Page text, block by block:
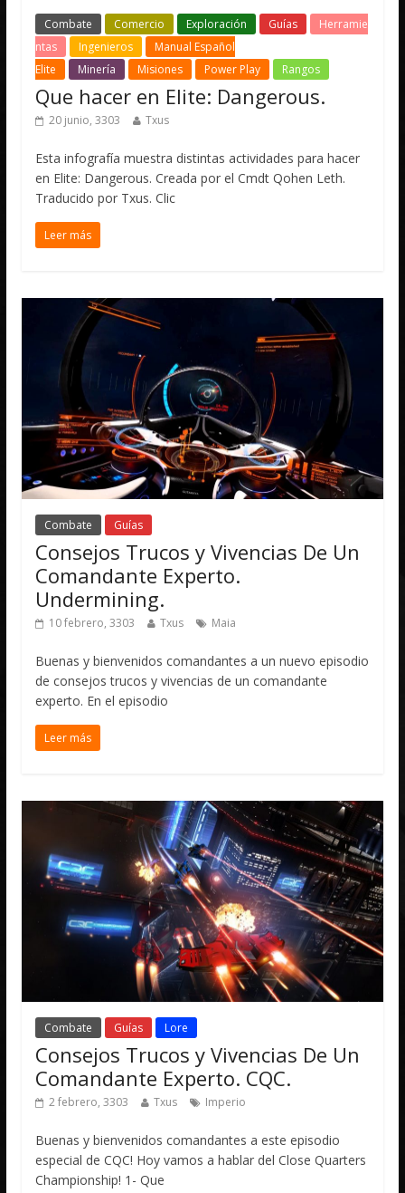
Combate Comercio Exploración Guías
Herramie
ntas
Ingenieros
Manual Español
Elite
Minería Misiones Power Play Rangos
Que hacer en Elite: Dangerous.
20 junio, 3303 Txus
Esta infografía muestra distintas actividades para hacer
en Elite: Dangerous. Creada por el Cmdt Qohen Leth.
Traducido por Txus. Clic
Leer más
Combate Guías
Consejos Trucos y Vivencias De Un
Comandante Experto.
Undermining.
10 febrero, 3303 Txus Maia
Buenas y bienvenidos comandantes a un nuevo episodio
de consejos trucos y vivencias de un comandante
experto. En el episodio
Leer más
Combate Guías Lore
Consejos Trucos y Vivencias De Un
Comandante Experto. CQC.
2 febrero, 3303 Txus Imperio
Buenas y bienvenidos comandantes a este episodio
especial de CQC! Hoy vamos a hablar del Close Quarters
Championship! 1- Que